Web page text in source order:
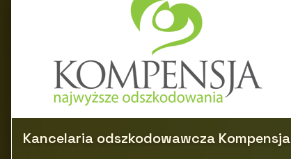
Kancelaria odszkodowawcza Kompensja